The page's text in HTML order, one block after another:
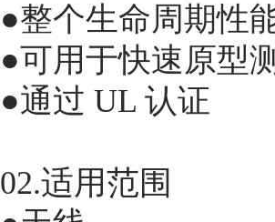
●整个生命周期性
●可用于快速原型
●通过 UL 认证
02.适用范围